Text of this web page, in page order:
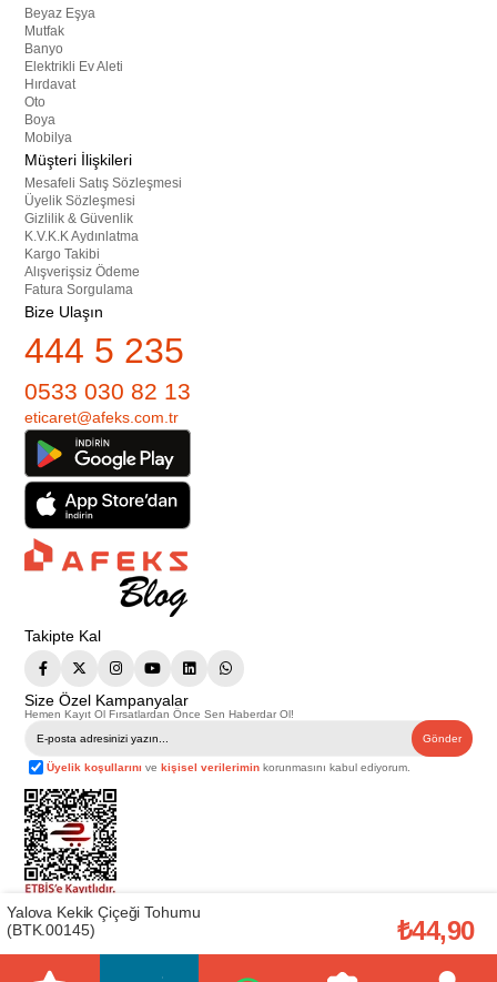
Beyaz Eşya
Mutfak
Banyo
Elektrikli Ev Aleti
Hırdavat
Oto
Boya
Mobilya
Müşteri İlişkileri
Mesafeli Satış Sözleşmesi
Üyelik Sözleşmesi
Gizlilik & Güvenlik
K.V.K.K Aydınlatma
Kargo Takibi
Alışverişsiz Ödeme
Fatura Sorgulama
Bize Ulaşın
444 5 235
0533 030 82 13
eticaret@afeks.com.tr
Takipte Kal
Size Özel Kampanyalar
Hemen Kayıt Ol Fırsatlardan Önce Sen Haberdar Ol!
Gönder
Üyelik koşullarını vekişisel verilerimin korunmasını kabul ediyorum.
Telif Hakkı © 2026Afeks Yapı Market
. Tüm hakları saklıdır.
Bu web sitesindeki tüm ürünler ticari amaçlıdır. Web sitemizde yer alan
görsel ve yazılı içerikler firmamıza ait olup, firmamızın yazılı izni alınmadan
başka yerlerde kullanılamaz. İçeriklerin izin alınmadan kopyalanması ve
Yalova Kekik Çiçeği Tohumu
(BTK.00145)
₺44,90